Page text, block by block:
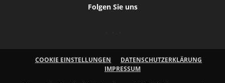
Folgen Sie uns
COOKIE EINSTELLUNGEN
DATENSCHUTZERKLÄRUNG
IMPRESSUM